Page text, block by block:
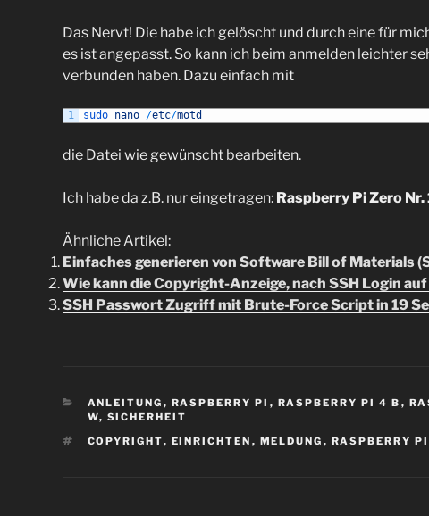
Das Nervt! Die habe ich gelöscht und durch eine für
es ist angepasst. So kann ich beim anmelden leichter
verbunden haben. Dazu einfach mit
1 sudo nano /etc/motd
die Datei wie gewünscht bearbeiten.
Ich habe da z.B. nur eingetragen: Raspberry Pi Zero Nr.
Ähnliche Artikel:
Einfaches generieren von Software Bill of Materials
Wie kann die Copyright-Anzeige, nach SSH Login
SSH Passwort Zugriff mit Brute-Force Script in 19
KATEGORIEN
ANLEITUNG , RASPBERRY PI , RASPBERRY PI 4 B ,
W, SICHERHEIT
SCHLAGWÖRTER
COPYRIGHT, EINRICHTEN , MELDUNG , RASPBERRY PI